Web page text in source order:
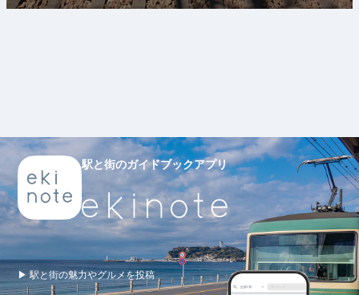
駅と街のガイドブックアプリ
▶ 駅と街の魅力やグルメを投稿